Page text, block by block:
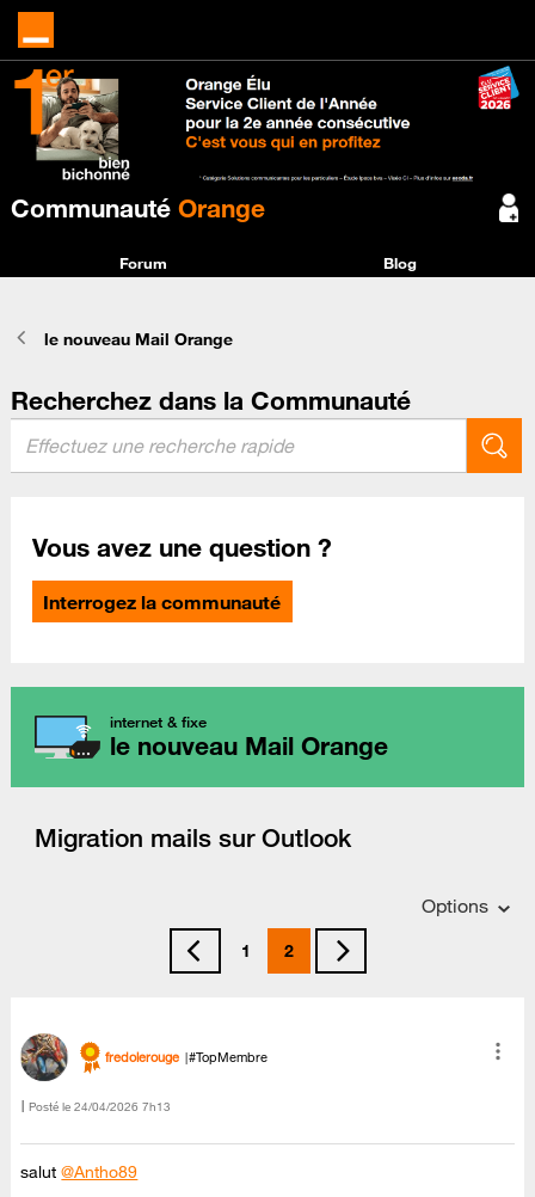
Communauté Orange
Forum Blog
le nouveau Mail Orange
Recherchez dans la Communauté
Vous avez une question ?
Interrogez la communauté
internet & fixe
le nouveau Mail Orange
Migration mails sur Outlook
Options
1 2
fredolerouge #TopMembre
Posté le ‎24/04/2026 7h13
salut@Antho89